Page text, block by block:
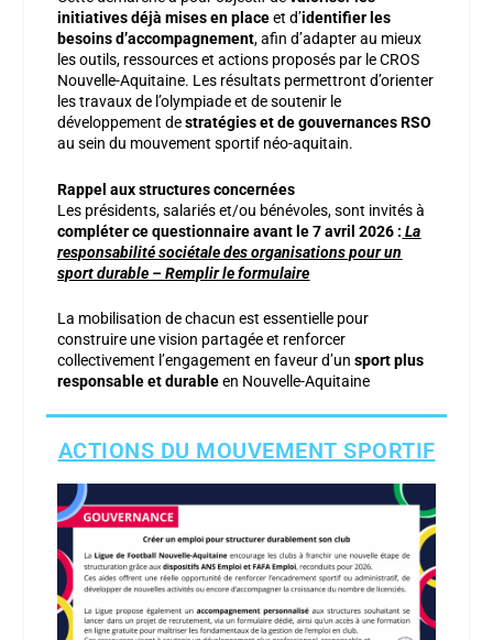
initiatives déjà mises en placeet d’identifier les
besoins d’accompagnement, afin d’adapter au mieux
les outils, ressources et actions proposés par le CROS
Nouvelle-Aquitaine. Les résultats permettront d’orienter
les travaux de l’olympiade et de soutenir le
développement destratégies et de gouvernances RSO
au sein du mouvement sportif néo-aquitain.
Rappel aux structures concernées
Les présidents, salariés et/ou bénévoles, sont invités à
compléter ce questionnaire avant le 7 avril 2026 : La
responsabilité sociétale des organisations pour un
sport durable – Remplir le formulaire
La mobilisation de chacun est essentielle pour
construire une vision partagée et renforcer
collectivement l’engagement en faveur d’unsport plus
responsable et durableen Nouvelle-Aquitaine
ACTIONS DU MOUVEMENT SPORTIF